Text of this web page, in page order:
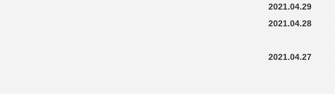
2021.04.29
2021.04.28
2021.04.27